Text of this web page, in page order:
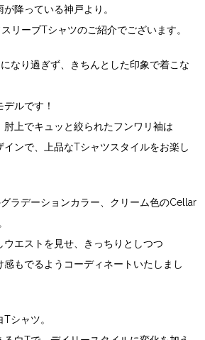
降っている神戸より。
リーブTシャツのご紹介でございます。
なり過ぎず、きちんとした印象で着こな
ルです！
肘上でキュッと絞られたフンワリ袖は
インで、上品なTシャツスタイルをお楽し
ラデーションカラー、クリーム色のCellar
ウエストを見せ、きっちりとしつつ
もでるようコーディネートいたしまし
シャツ。